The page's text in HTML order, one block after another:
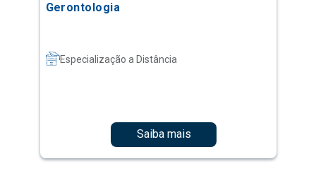
Gerontologia
Especialização a Distância
Saiba mais